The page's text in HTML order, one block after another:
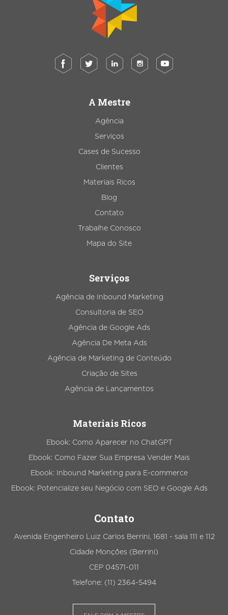
A Mestre
Agência
Serviços
Cases de Sucesso
Clientes
Materiais Ricos
Blog
Contato
Trabalhe Conosco
Mapa do Site
Serviços
Agência de Inbound Marketing
Consultoria de SEO
Agência de Google Ads
Agência De Meta Ads
Agência de Marketing de Conteúdo
Criação de Sites
Agência de Lançamentos
Materiais Ricos
Ebook: Como Aparecer no ChatGPT
Ebook: Como Fazer Sua Empresa Vender Mais
Ebook: Inbound Marketing para E-commerce
Ebook: Potencialize seu Negócio com SEO e Google Ads
Contato
Avenida Engenheiro Luiz Carlos Berrini, 1681 - sala 111 e 112
Cidade Monções (Berrini)
CEP 04571-011
Telefone: (11) 2364-5494